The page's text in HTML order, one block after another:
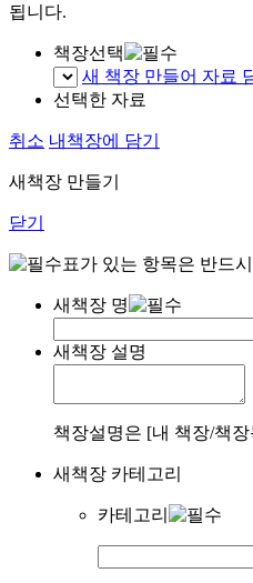
됩니다.
책장선택
새 책장 만들어 자료
선택한 자료
취소 내책장에 담기
새책장 만들기
닫기
표가 있는 항목은 반드
새책장 명
새책장 설명
책장설명은 [내 책장/책
새책장 카테고리
카테고리